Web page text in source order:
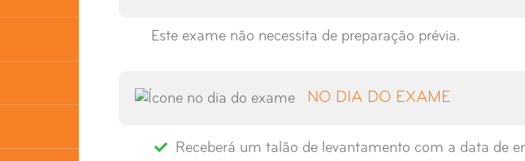
Este exame não necessita de preparação prévia.
NO DIA DO EXAME
Receberá um talão de levantamento com a data de